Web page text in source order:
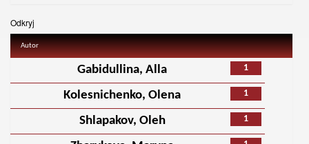
Odkryj
Autor
1
Gabidullina, Alla
1
Kolesnichenko, Olena
1
Shlapakov, Oleh